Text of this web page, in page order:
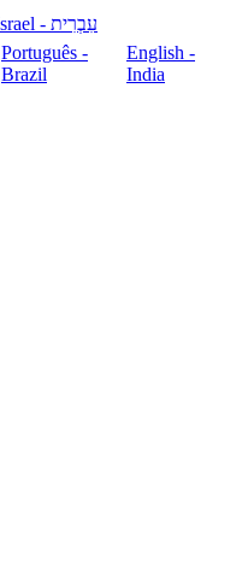
עִבְרִית - Israel
Português -
Brazil
English -
India